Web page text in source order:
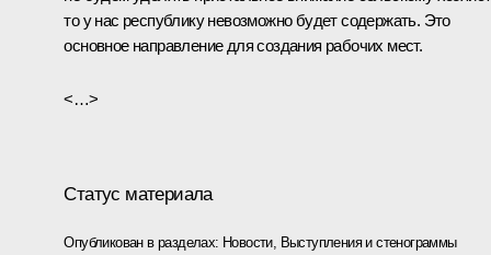
то у нас республику невозможно будет содержать. Это
основное направление для создания рабочих мест.
<…>
Статус материала
Опубликован в разделах: Новости, Выступления и стенограммы